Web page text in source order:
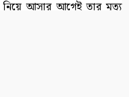
আসার আগেই তার মৃত্যু